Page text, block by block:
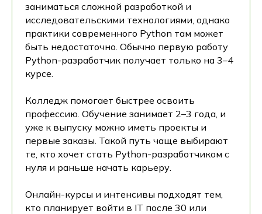
заниматься сложной разработкой и
исследовательскими технологиями, однако
практики современного Python там может
быть недостаточно. Обычно первую работу
Python-разработчик получает только на 3–4
курсе.
Колледж помогает быстрее освоить
профессию. Обучение занимает 2–3 года, и
уже к выпуску можно иметь проекты и
первые заказы. Такой путь чаще выбирают
те, кто хочет стать Python-разработчиком с
нуля и раньше начать карьеру.
Онлайн-курсы и интенсивы подходят тем,
кто планирует войти в IT после 30 или